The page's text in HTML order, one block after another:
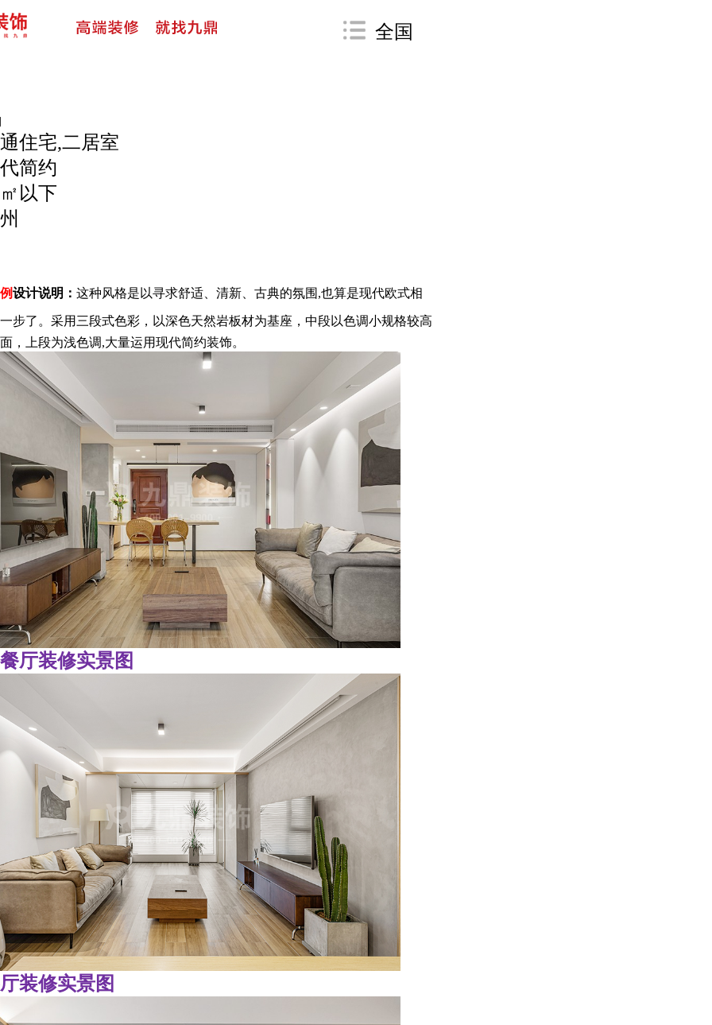
全国
住宅,二居室
简约
以下
设计说明： 这种风格是以寻求舒适、清新、古典的氛围,也算是现代欧式相
步了。采用三段式色彩，以深色天然岩板材为基座，中段以色调小规格较高
，上段为浅色调,大量运用现代简约装饰。
厅装修实景图
装修实景图